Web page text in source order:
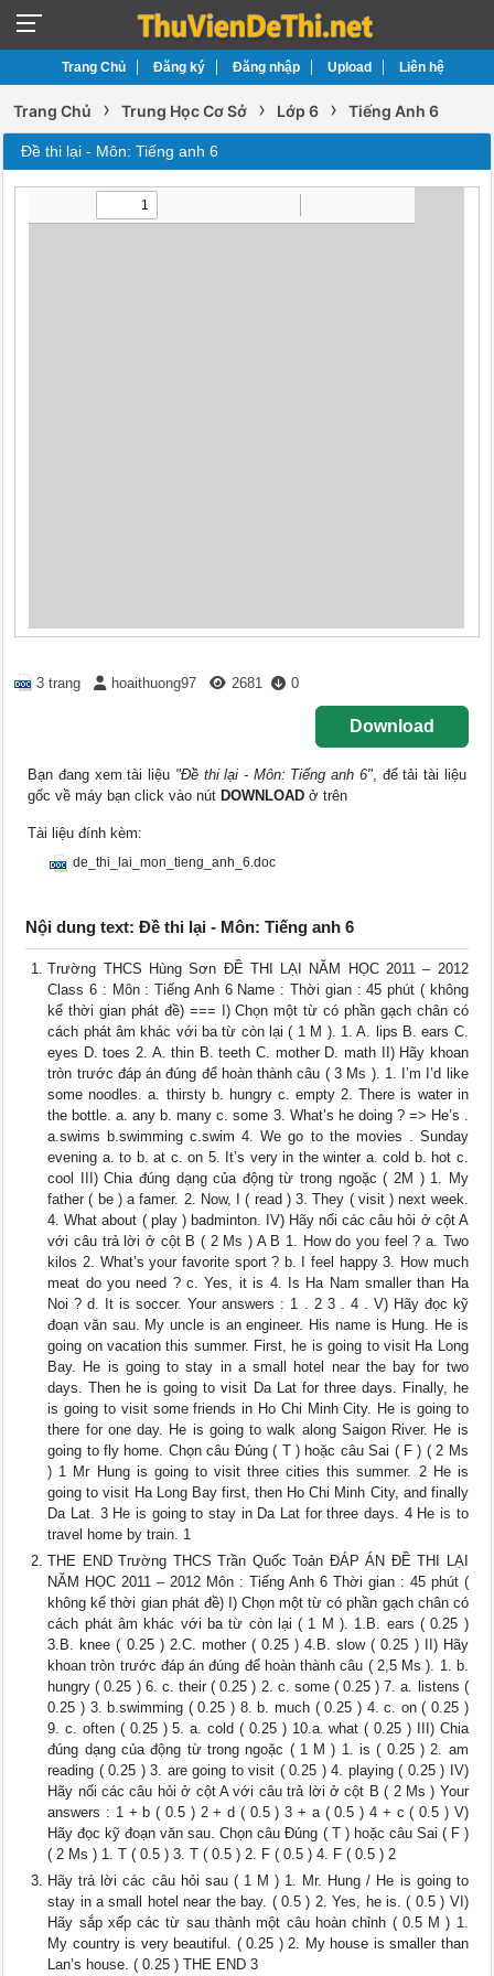
Trang Chủ Đăng ký Đăng nhập Upload Liên hệ
Trang Chủ › Trung Học Cơ Sở › Lớp 6 › Tiếng Anh 6
Đề thi lại - Môn: Tiếng anh 6
3 trang hoaithuong97 2681 0
Download
Bạn đang xem tài liệu "Đề thi lại - Môn: Tiếng anh 6", để tải tài liệu
gốc về máy bạn click vào nút DOWNLOAD ở trên
Tài liệu đính kèm:
de_thi_lai_mon_tieng_anh_6.doc
Nội dung text: Đề thi lại - Môn: Tiếng anh 6
Trường THCS Hùng Sơn ĐỀ THI LẠI NĂM HỌC 2011 – 2012
Class 6 : Môn : Tiếng Anh 6 Name : Thời gian : 45 phút ( không
kể thời gian phát đề) === I) Chọn một từ có phần gạch chân có
cách phát âm khác với ba từ còn lại ( 1 M ). 1. A. lips B. ears C.
eyes D. toes 2. A. thin B. teeth C. mother D. math II) Hãy khoan
tròn trước đáp án đúng để hoàn thành câu ( 3 Ms ). 1. I’m I’d like
some noodles. a. thirsty b. hungry c. empty 2. There is water in
the bottle. a. any b. many c. some 3. What’s he doing ? => He’s .
a.swims b.swimming c.swim 4. We go to the movies . Sunday
evening a. to b. at c. on 5. It’s very in the winter a. cold b. hot c.
cool III) Chia đúng dạng của động từ trong ngoặc ( 2M ) 1. My
father ( be ) a famer. 2. Now, I ( read ) 3. They ( visit ) next week.
4. What about ( play ) badminton. IV) Hãy nối các câu hỏi ở cột A
với câu trả lời ở cột B ( 2 Ms ) A B 1. How do you feel ? a. Two
kilos 2. What’s your favorite sport ? b. I feel happy 3. How much
meat do you need ? c. Yes, it is 4. Is Ha Nam smaller than Ha
Noi ? d. It is soccer. Your answers : 1 . 2 3 . 4 . V) Hãy đọc kỹ
đoạn văn sau. My uncle is an engineer. His name is Hung. He is
going on vacation this summer. First, he is going to visit Ha Long
Bay. He is going to stay in a small hotel near the bay for two
days. Then he is going to visit Da Lat for three days. Finally, he
is going to visit some friends in Ho Chi Minh City. He is going to
there for one day. He is going to walk along Saigon River. He is
going to fly home. Chọn câu Đúng ( T ) hoặc câu Sai ( F ) ( 2 Ms
) 1 Mr Hung is going to visit three cities this summer. 2 He is
going to visit Ha Long Bay first, then Ho Chi Minh City, and finally
Da Lat. 3 He is going to stay in Da Lat for three days. 4 He is to
travel home by train. 1
THE END Trường THCS Trần Quốc Toản ĐÁP ÁN ĐỀ THI LẠI
NĂM HỌC 2011 – 2012 Môn : Tiếng Anh 6 Thời gian : 45 phút (
không kể thời gian phát đề) I) Chọn một từ có phần gạch chân có
cách phát âm khác với ba từ còn lại ( 1 M ). 1.B. ears ( 0.25 )
3.B. knee ( 0.25 ) 2.C. mother ( 0.25 ) 4.B. slow ( 0.25 ) II) Hãy
khoan tròn trước đáp án đúng để hoàn thành câu ( 2,5 Ms ). 1. b.
hungry ( 0.25 ) 6. c. their ( 0.25 ) 2. c. some ( 0.25 ) 7. a. listens (
0.25 ) 3. b.swimming ( 0.25 ) 8. b. much ( 0.25 ) 4. c. on ( 0.25 )
9. c. often ( 0.25 ) 5. a. cold ( 0.25 ) 10.a. what ( 0.25 ) III) Chia
đúng dạng của động từ trong ngoặc ( 1 M ) 1. is ( 0.25 ) 2. am
reading ( 0.25 ) 3. are going to visit ( 0.25 ) 4. playing ( 0.25 ) IV)
Hãy nối các câu hỏi ở cột A với câu trả lời ở cột B ( 2 Ms ) Your
answers : 1 + b ( 0.5 ) 2 + d ( 0.5 ) 3 + a ( 0.5 ) 4 + c ( 0.5 ) V)
Hãy đọc kỹ đoạn văn sau. Chọn câu Đúng ( T ) hoặc câu Sai ( F )
( 2 Ms ) 1. T ( 0.5 ) 3. T ( 0.5 ) 2. F ( 0.5 ) 4. F ( 0.5 ) 2
Hãy trả lời các câu hỏi sau ( 1 M ) 1. Mr. Hung / He is going to
stay in a small hotel near the bay. ( 0.5 ) 2. Yes, he is. ( 0.5 ) VI)
Hãy sắp xếp các từ sau thành một câu hoàn chỉnh ( 0.5 M ) 1.
My country is very beautiful. ( 0.25 ) 2. My house is smaller than
Lan’s house. ( 0.25 ) THE END 3